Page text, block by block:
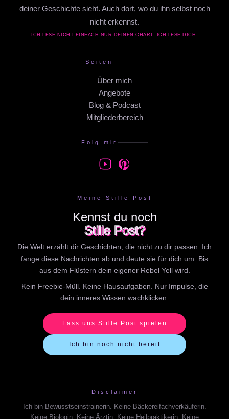
deiner Geschichte sieht. Auch dort, wo du ihn selbst noch
nicht erkennst.
ICH LESE NICHT EINFACH NUR DEINEN CHART. ICH LESE DICH.
Seiten
Über mich
Angebote
Blog & Podcast
Mitgliederbereich
Folg mir
Meine Stille Post
Kennst du noch
Stille Post?
Die Welt erzählt dir Geschichten, die nicht zu dir passen. Ich
fange diese Nachrichten ab und deute sie für dich um. Bis
aus dem Flüstern dein eigener Rebel Yell wird.
Kein Freebie-Müll. Keine Hausaufgaben. Nur Impulse, die
dein inneres Wissen wachklicken.
Lass uns Stille Post spielen
Ich bin noch nicht bereit
Disclaimer
Ich bin Bewusstseinstrainerin. Keine Bäckereifachverkäuferin.
Keine Biologin. Keine Ärztin. Keine Heilpraktikerin. Keine